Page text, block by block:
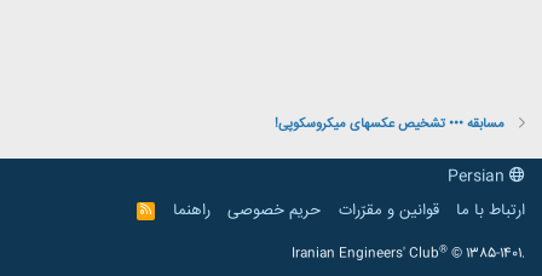
مسابقه ••• تشخیص عکسهای میکروسکوپی!
ارتباط با ما
قوانین و مقرّرات حریم خصوصی راهنما
R
S
Iranian Engineers' Club® © 1385-1401.